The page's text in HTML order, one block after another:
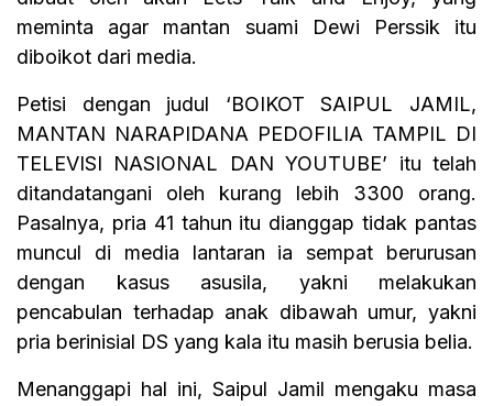
meminta agar mantan suami Dewi Perssik itu
diboikot dari media.
Petisi dengan judul ‘BOIKOT SAIPUL JAMIL,
MANTAN NARAPIDANA PEDOFILIA TAMPIL DI
TELEVISI NASIONAL DAN YOUTUBE’ itu telah
ditandatangani oleh kurang lebih 3300 orang.
Pasalnya, pria 41 tahun itu dianggap tidak pantas
muncul di media lantaran ia sempat berurusan
dengan kasus asusila, yakni melakukan
pencabulan terhadap anak dibawah umur, yakni
pria berinisial DS yang kala itu masih berusia belia.
Menanggapi hal ini, Saipul Jamil mengaku masa